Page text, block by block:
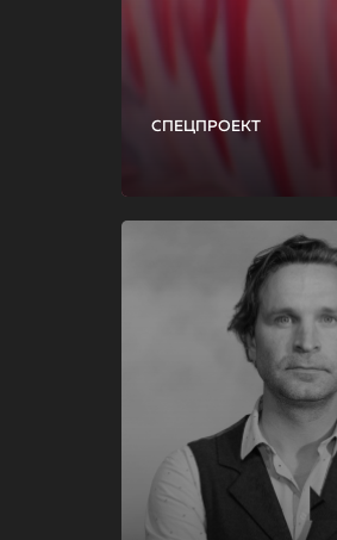
СПЕЦПРОЕКТ